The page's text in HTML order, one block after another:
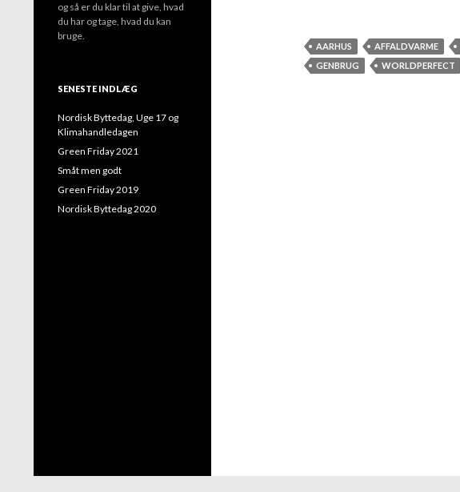
AARHUS AFFALDVARME
GENBRUG
WORLDPERFECT
og så er du klar til at give, hvad
du har og tage, hvad du kan
bruge.
SENESTE INDLÆG
Nordisk Byttedag, Uge 17 og
Klimahandledagen
Green Friday 2021
Småt men godt
Green Friday 2019
Nordisk Byttedag 2020